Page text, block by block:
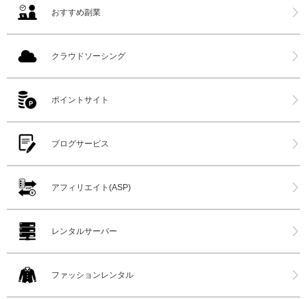
おすすめ副業
クラウドソーシング
ポイントサイト
ブログサービス
アフィリエイト(ASP)
レンタルサーバー
ファッションレンタル